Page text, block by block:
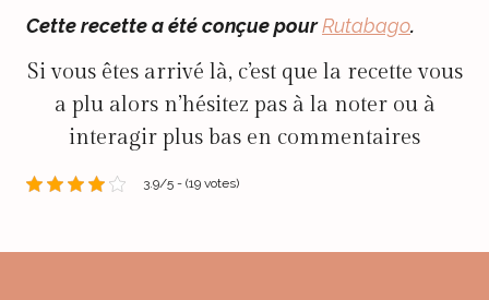
Cette recette a été conçue pourRutabago.
Si vous êtes arrivé là, c’est que la recette vous
a plu alors n’hésitez pas à la noter ou à
interagir plus bas en commentaires
3.9/5 - (19 votes)